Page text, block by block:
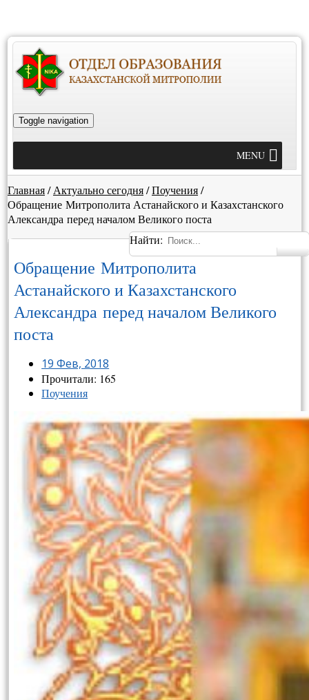
Toggle navigation
MENU
Главная/ Актуально сегодня/Поучения/
Обращение Митрополита Астанайского и Казахстанского
Александра перед началом Великого поста
Найти:
Обращение Митрополита
Астанайского и Казахстанского
Александра перед началом Великого
поста
19 Фев, 2018
Прочитали: 165
Поучения